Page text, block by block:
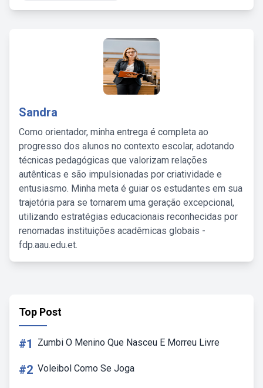
Sandra
Como orientador, minha entrega é completa ao
progresso dos alunos no contexto escolar, adotando
técnicas pedagógicas que valorizam relações
autênticas e são impulsionadas por criatividade e
entusiasmo. Minha meta é guiar os estudantes em sua
trajetória para se tornarem uma geração excepcional,
utilizando estratégias educacionais reconhecidas por
renomadas instituições acadêmicas globais -
fdp.aau.edu.et.
Top Post
#1 Zumbi O Menino Que Nasceu E Morreu Livre
#2 Voleibol Como Se Joga